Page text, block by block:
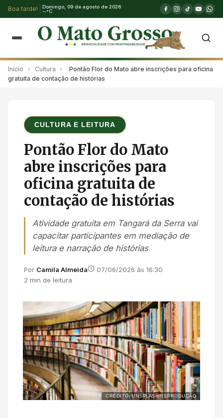
Boa tarde!
Domingo, 09 de agosto de 2026
--°C
Início › Cultura ›
Pontão Flor do Mato abre inscrições para oficina
gratuita de contação de histórias
CULTURA E LEITURA
Pontão Flor do Mato
abre inscrições para
oficina gratuita de
contação de histórias
Atividade gratuita em Tangará da Serra vai
capacitar participantes em mediação de
leitura e narração de histórias
Por Camila Almeida
07/06/2026 às 16:30
2 min de leitura
CRÉDITO: UNSPLASH/REPRODUÇÃO